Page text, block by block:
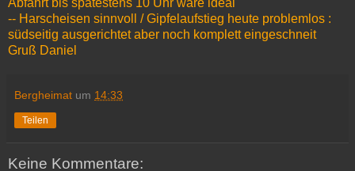
Abfahrt bis spätestens 10 Uhr wäre ideal
-- Harscheisen sinnvoll / Gipfelaufstieg heute problemlos :
südseitig ausgerichtet aber noch komplett eingeschneit
Gruß Daniel
Bergheimat um 14:33
Teilen
Keine Kommentare: